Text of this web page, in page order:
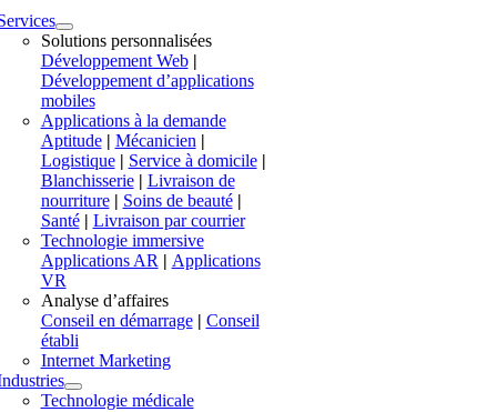
Solutions personnalisées
Développement Web|
Développement d’applications
mobiles
Applications à la demande
Aptitude| Mécanicien|
Logistique| Service à domicile|
Blanchisserie | Livraison de
nourriture | Soins de beauté |
Santé | Livraison par courrier
Technologie immersive
Applications AR| Applications
VR
Analyse d’affaires
Conseil en démarrage| Conseil
établi
Internet Marketing
Technologie médicale